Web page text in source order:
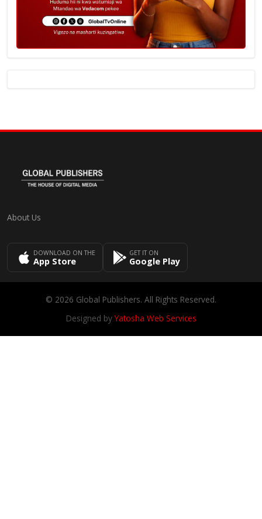
About Us
DOWNLOAD ON THE
App Store
GET IT ON
Google Play
© 2026 Global Publishers. All Rights Reserved.
Designed byYatosha Web Services